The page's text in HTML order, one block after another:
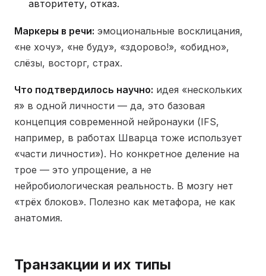
авторитету, отказ.
Маркеры в речи: эмоциональные восклицания,
«не хочу», «не буду», «здорово!», «обидно»,
слёзы, восторг, страх.
Что подтвердилось научно: идея «нескольких
я» в одной личности — да, это базовая
концепция современной нейронауки (IFS,
например, в работах Шварца тоже использует
«части личности»). Но конкретное деление на
трое — это упрощение, а не
нейробиологическая реальность. В мозгу нет
«трёх блоков». Полезно как метафора, не как
анатомия.
Транзакции и их типы